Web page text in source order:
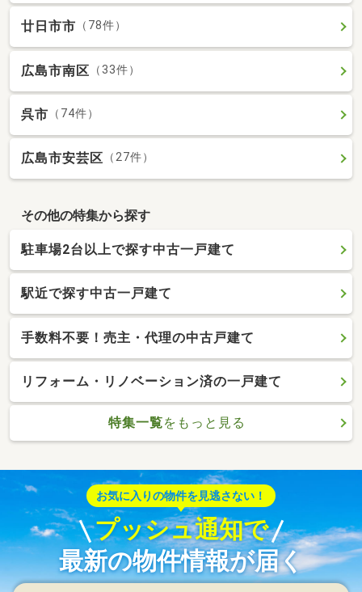
廿日市市 （78件）
広島市南区 （33件）
呉市 （74件）
広島市安芸区 （27件）
その他の特集から探す
駐車場2台以上で探す中古一戸建て
駅近で探す中古一戸建て
手数料不要！売主・代理の中古戸建て
リフォーム・リノベーション済の一戸建て
特集一覧をもっと見る
お気に入りの物件を見逃さない！
プッシュ通知で
最新の物件情報が届く